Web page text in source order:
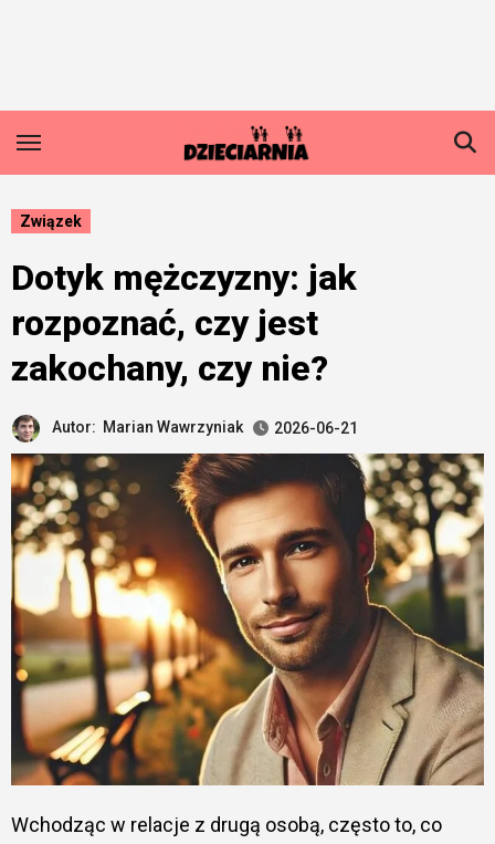
Związek
Dotyk mężczyzny: jak
rozpoznać, czy jest
zakochany, czy nie?
Autor: Marian Wawrzyniak 2026-06-21
Wchodząc w relacje z drugą osobą, często to, co